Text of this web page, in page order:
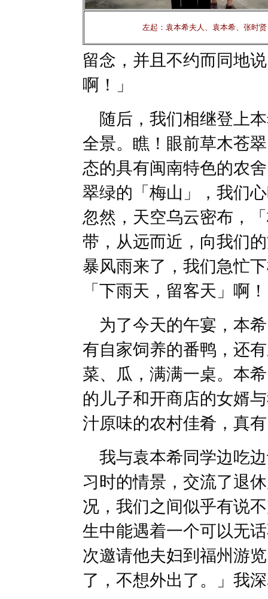
左起：袁本希夫人、袁本希、张时贤
留念，并且不约而同地
啊！」
随后，我们相继登上
全景。瞧！眼前草木苍
态的具有闽南特色的农
翠绿的「梅山」，我们
忽然，天空乌云密布，
带，从远而近，向我们
暴风雨来了，我们急忙
「下雨天，留客天」啊！
为了今天的午宴，本
有自家饲养的番鸭，还
菜、瓜，满满一桌。本
的儿子和开商店的女婿
汁原味的农村佳肴，真
我与袁本希同学边吃
习时的情景，交流了退
况，我们之间似乎有说
生中能遇着一个可以无
次邀请他夫妇到福州游
了，不想外出了。」我